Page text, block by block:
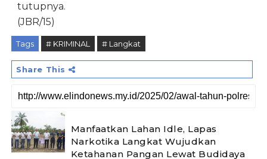
tutupnya.
(JBR/15)
Tags # KRIMINAL # Langkat
Share This
Manfaatkan Lahan Idle, Lapas
Narkotika Langkat Wujudkan
Ketahanan Pangan Lewat Budidaya